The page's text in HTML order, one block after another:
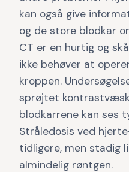
kan også give
og de store blodkar
CT er en hurtig og
ikke behøver at
kroppen.
sprøjtet
blodkarrene kan ses
Stråledosis ved
tidligere, men stadig
almindelig røntgen.